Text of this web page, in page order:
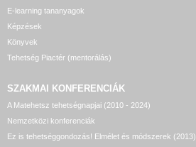
E-learning tananyagok
Képzések
Könyvek
Tehetség Piactér (mentorálás)
SZAKMAI KONFERENCIÁK
A Matehetsz tehetségnapjai (2010 - 2024)
Nemzetközi konferenciák
Ez is tehetséggondozás! Elmélet és módszerek (2013)